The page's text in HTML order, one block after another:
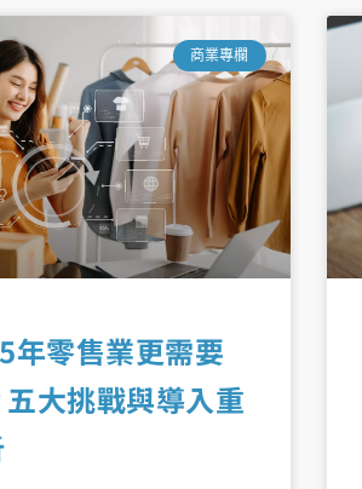
商業專欄
年零售業更需要
大挑戰與導入重